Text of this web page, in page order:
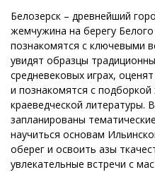
Белозерск – древнейший
жемчужина на берегу
познакомятся с ключевыми
увидят образцы
средневековых играх,
и познакомятся с
краеведческой литературы.
запланированы
научиться основам
оберег и освоить азы
увлекательные встречи с